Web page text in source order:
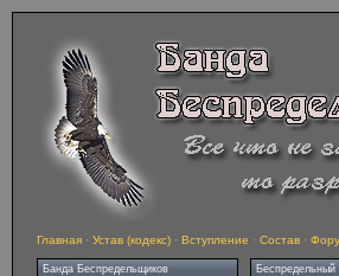
Главная · Устав (кодекс) · Вступление · Состав ·
Банда Беспредельщиков